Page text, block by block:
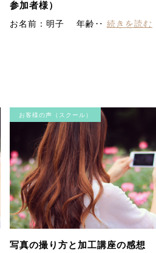
参加者様）
お名前：明子 年齢‥ 続きを読む
お客様の声（スクール）
写真の撮り方と加工講座の感想